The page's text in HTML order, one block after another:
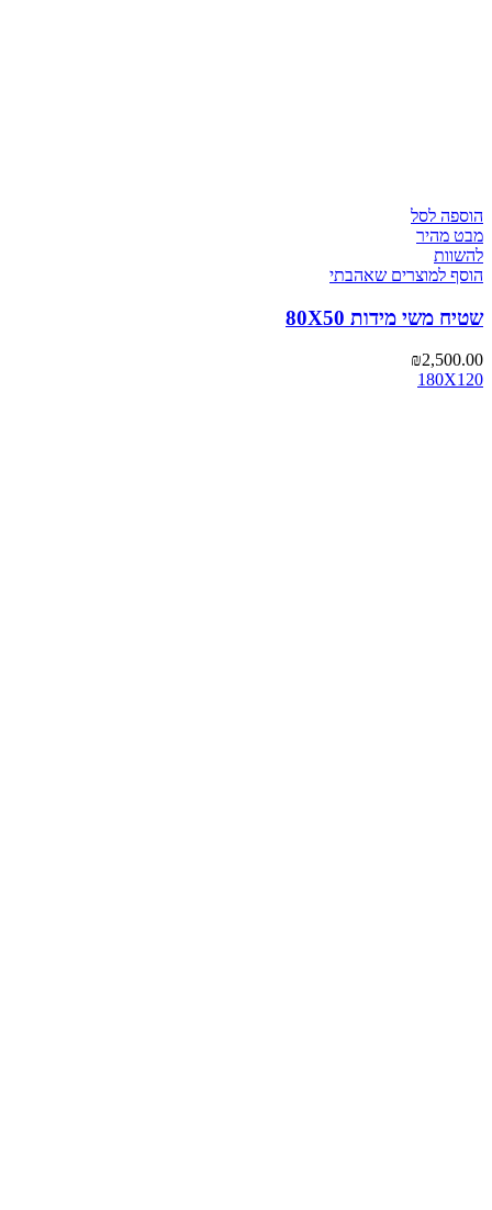
הוספה לסל
מבט מהיר
להשוות
הוסף למוצרים שאהבתי
שטיח משי מידות 80X50
₪2,500.00
180X120